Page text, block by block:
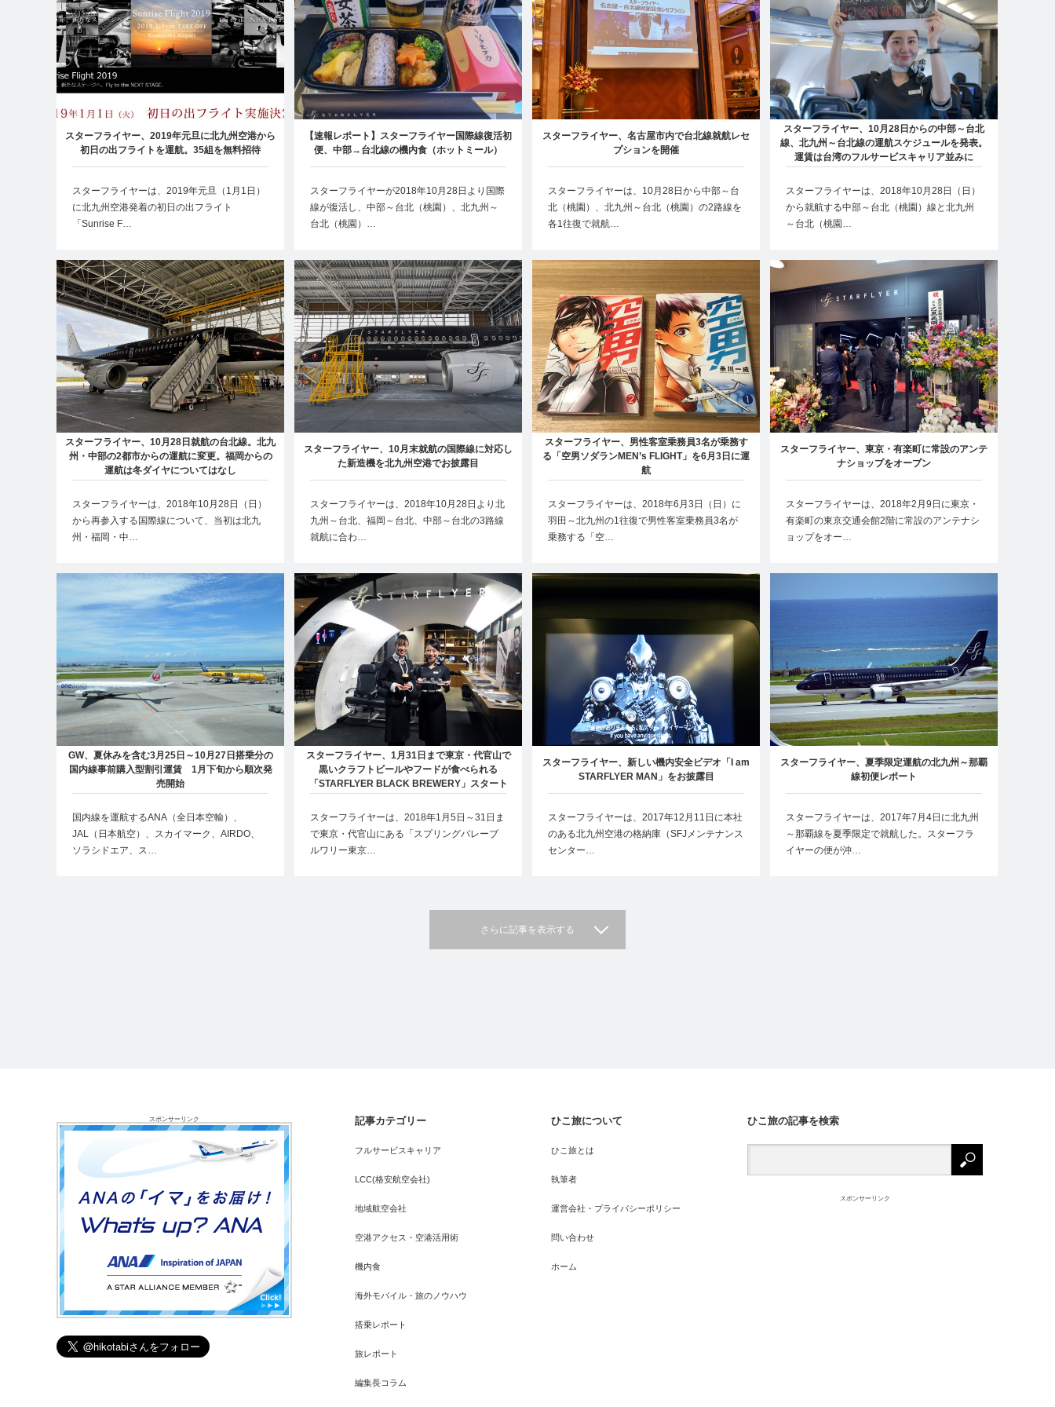
スターフライヤー、2019年元旦に北九州空港から
初日の出フライトを運航。35組を無料招待
スターフライヤーは、2019年元旦（1月1日）
に北九州空港発着の初日の出フライト
「Sunrise F…
【速報レポート】スターフライヤー国際線復活初
便、中部→台北線の機内食（ホットミール）
スターフライヤーが2018年10月28日より国際
線が復活し、中部～台北（桃園）、北九州～
台北（桃園）…
スターフライヤー、名古屋市内で台北線就航レセ
プションを開催
スターフライヤーは、10月28日から中部～台
北（桃園）、北九州～台北（桃園）の2路線を
各1往復で就航…
スターフライヤー、10月28日からの中部～台北
線、北九州～台北線の運航スケジュールを発表。
運賃は台湾のフルサービスキャリア並みに
スターフライヤーは、2018年10月28日（日）
から就航する中部～台北（桃園）線と北九州
～台北（桃園…
スターフライヤー、10月28日就航の台北線。北九
州・中部の2都市からの運航に変更。福岡からの
運航は冬ダイヤについてはなし
スターフライヤーは、2018年10月28日（日）
から再参入する国際線について、当初は北九
州・福岡・中…
スターフライヤー、10月末就航の国際線に対応し
た新造機を北九州空港でお披露目
スターフライヤーは、2018年10月28日より北
九州～台北、福岡～台北、中部～台北の3路線
就航に合わ…
スターフライヤー、男性客室乗務員3名が乗務す
る「空男ソダランMEN’s FLIGHT」を6月3日に運
航
スターフライヤーは、2018年6月3日（日）に
羽田～北九州の1往復で男性客室乗務員3名が
乗務する「空…
スターフライヤー、東京・有楽町に常設のアンテ
ナショップをオープン
スターフライヤーは、2018年2月9日に東京・
有楽町の東京交通会館2階に常設のアンテナシ
ョップをオー…
GW、夏休みを含む3月25日～10月27日搭乗分の
国内線事前購入型割引運賃 1月下旬から順次発
売開始
国内線を運航するANA（全日本空輸）、
JAL（日本航空）、スカイマーク、AIRDO、
ソラシドエア、ス…
スターフライヤー、1月31日まで東京・代官山で
黒いクラフトビールやフードが食べられる
「STARFLYER BLACK BREWERY」スタート
スターフライヤーは、2018年1月5日～31日ま
で東京・代官山にある「スプリングバレーブ
ルワリー東京…
スターフライヤー、新しい機内安全ビデオ「I am
STARFLYER MAN」をお披露目
スターフライヤーは、2017年12月11日に本社
のある北九州空港の格納庫（SFJメンテナンス
センター…
スターフライヤー、夏季限定運航の北九州～那覇
線初便レポート
スターフライヤーは、2017年7月4日に北九州
～那覇線を夏季限定で就航した。スターフラ
イヤーの便が沖…
さらに記事を表示する
スポンサーリンク 記事カテゴリー
フルサービスキャリア
LCC(格安航空会社)
地域航空会社
空港アクセス・空港活用術
機内食
海外モバイル・旅のノウハウ
搭乗レポート
旅レポート
編集長コラム
ひこ旅について
ひこ旅とは
執筆者
運営会社・プライバシーポリシー
問い合わせ
ホーム
ひこ旅の記事を検索
スポンサーリンク